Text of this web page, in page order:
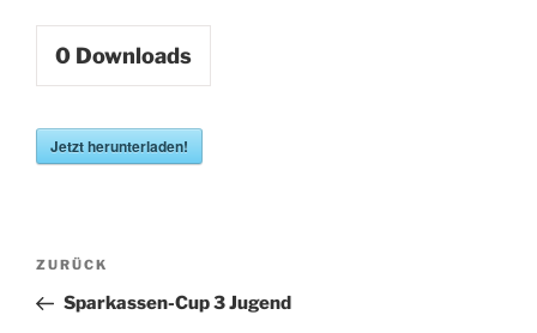
0 Downloads
Jetzt herunterladen!
Beitragsnavigation
Vorheriger
Beitrag
ZURÜCK
Sparkassen-Cup 3 Jugend